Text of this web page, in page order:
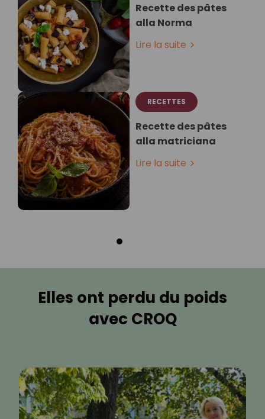
Recette des pâtes
alla Norma
Lire la suite
RECETTES
Recette des pâtes
alla matriciana
Lire la suite
Elles ont perdu du poids
avec CROQ